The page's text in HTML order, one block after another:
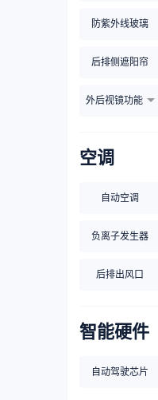
防紫外线玻璃
后排侧遮阳帘
外后视镜功能
空调
自动空调
负离子发生器
后排出风口
智能硬件
自动驾驶芯片